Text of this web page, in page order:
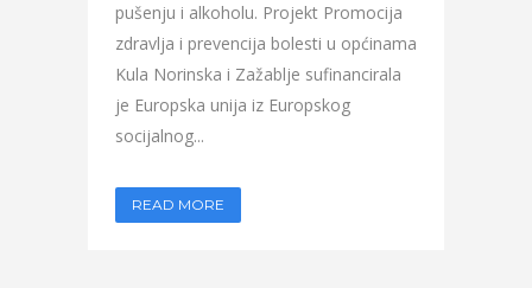
pušenju i alkoholu. Projekt Promocija
zdravlja i prevencija bolesti u općinama
Kula Norinska i Zažablje sufinancirala
je Europska unija iz Europskog
socijalnog...
READ MORE